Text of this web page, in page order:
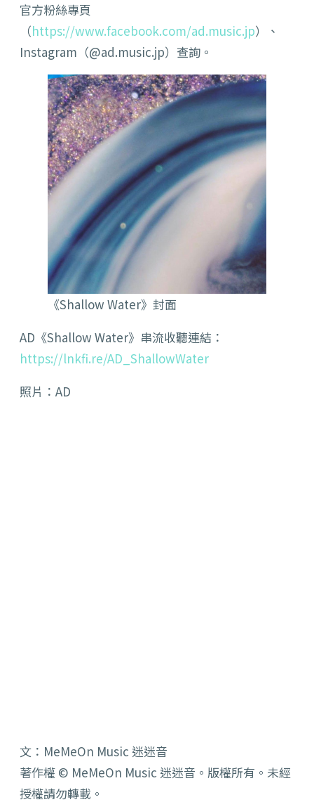
官方粉絲專頁
（https://www.facebook.com/ad.music.jp）、
Instagram（@ad.music.jp）查詢。
《Shallow Water》封面
AD《Shallow Water》串流收聽連結：
https://lnkfi.re/AD_ShallowWater
照片：AD
文：MeMeOn Music 迷迷音
著作權 © MeMeOn Music 迷迷音。版權所有。未經
授權請勿轉載。